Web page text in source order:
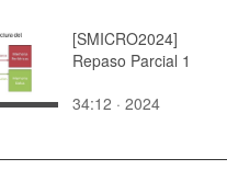
[SMICRO2024]
Repaso Parcial 1
34:12 · 2024